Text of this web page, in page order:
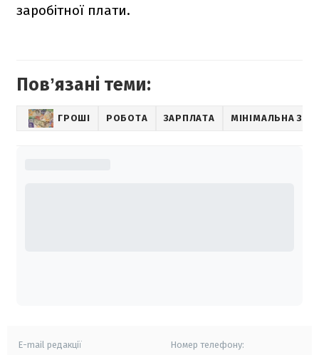
заробітної плати.
Повʼязані теми:
ГРОШІ РОБОТА ЗАРПЛАТА МІНІМАЛЬНА
E-mail редакції Номер телефону: